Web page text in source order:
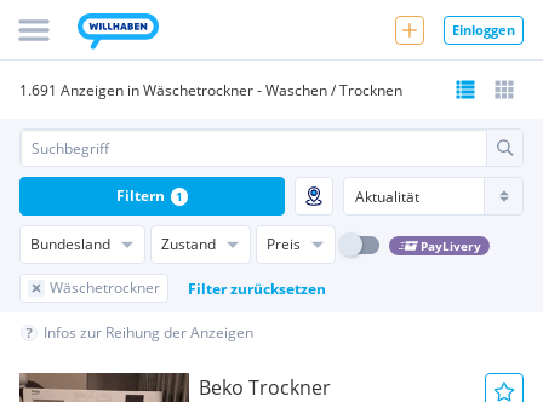
Einloggen
1.691 Anzeigen in Wäschetrockner - Waschen / Trocknen
Bundesland Zustand Preis PayLivery
Wäschetrockner Filter zurücksetzen
Filtern 1
Infos zur Reihung der Anzeigen
Beko Trockner